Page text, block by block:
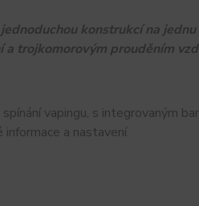
konstrukcí na
trojkomorovým prouděním
vapingu, s integrovaným
a nastavení.